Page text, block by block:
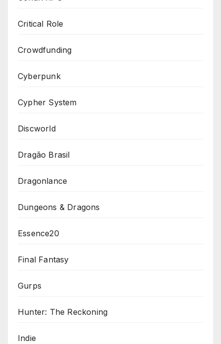
Critical Role
Crowdfunding
Cyberpunk
Cypher System
Discworld
Dragão Brasil
Dragonlance
Dungeons & Dragons
Essence20
Final Fantasy
Gurps
Hunter: The Reckoning
Indie